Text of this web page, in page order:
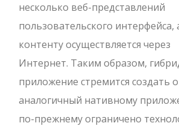
несколько веб-представлений
пользовательского интерфейса,
контенту осуществляется через
Интернет. Таким образом,
приложение стремится создать
аналогичный нативному
по-прежнему ограничено